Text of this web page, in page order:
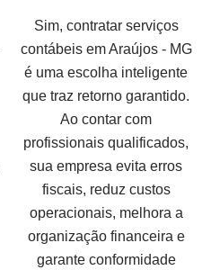
Sim, contratar serviços
contábeis em Araújos - MG
é uma escolha inteligente
que traz retorno garantido.
Ao contar com
profissionais qualificados,
sua empresa evita erros
fiscais, reduz custos
operacionais, melhora a
organização financeira e
garante conformidade